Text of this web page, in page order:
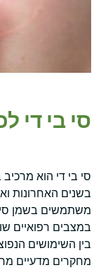
סי בי די
סי בי די הוא
בשנים האחרונות
משתמשים בשמן
במצבים רפואיים
בין השימושים
מחקרים מדעיים